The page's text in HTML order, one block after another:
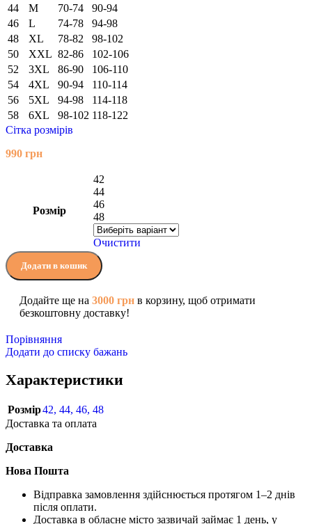
44
M 70-74
90-94
46
L 74-78
94-98
48
XL 78-82
98-102
50
XXL 82-86
102-106
52
3XL 86-90
106-110
54
4XL 90-94
110-114
56
5XL 94-98
114-118
58
6XL 98-102 118-122
Сітка розмірів
990 грн
Розмір
42
44
46
48
Очистити
Додати в кошик
Додайте ще на 3000 грн в корзину, щоб отримати
безкоштовну доставку!
Порівняння
Додати до списку бажань
Характеристики
Розмір42, 44, 46, 48
Доставка та оплата
Доставка
Нова Пошта
Відправка замовлення здійснюється протягом 1–2 днів
після оплати.
Доставка в обласне місто зазвичай займає 1 день, у